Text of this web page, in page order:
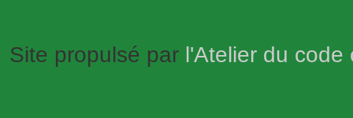
Site propulsé par l'Atelier du